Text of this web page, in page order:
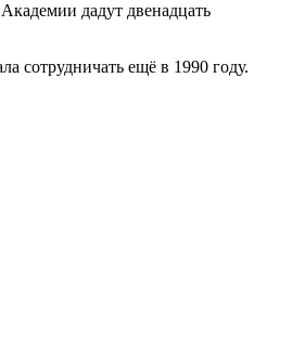
дадут двенадцать
сотрудничать ещё в 1990 году.